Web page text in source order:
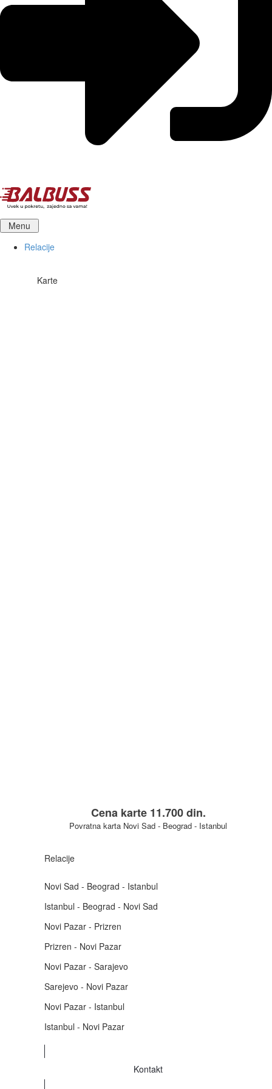
Menu
Relacije
Karte
Cena karte 11.700 din.
Povratna karta Novi Sad - Beograd - Istanbul
Relacije
Novi Sad - Beograd - Istanbul
Istanbul - Beograd - Novi Sad
Novi Pazar - Prizren
Prizren - Novi Pazar
Novi Pazar - Sarajevo
Sarejevo - Novi Pazar
Novi Pazar - Istanbul
Istanbul - Novi Pazar
Kontakt